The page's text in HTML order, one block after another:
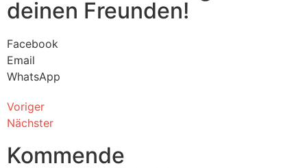
deinen Freunden!
Facebook
Email
WhatsApp
Voriger
Nächster
Kommende